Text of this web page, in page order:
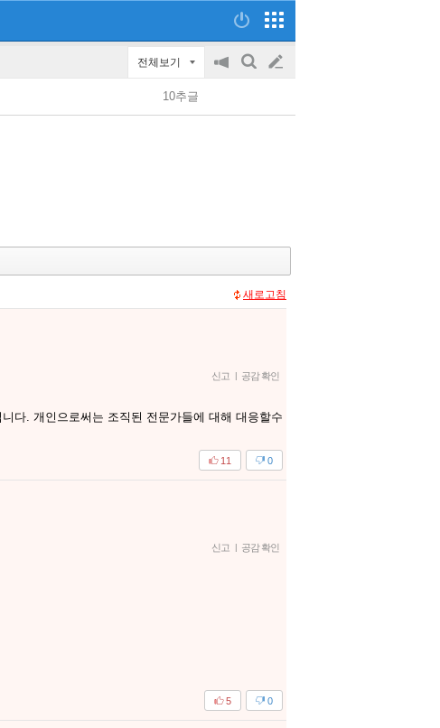
전체보기
공
on/off
검
글
쓰
10추글
새로고침
신고 | 공감 확인
다. 개인으로써는 조직된 전문가들에 대해 대응할수
0
11
신고 | 공감 확인
0
5